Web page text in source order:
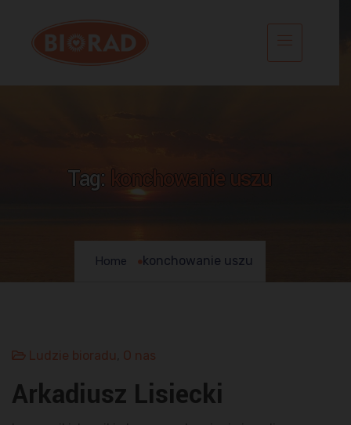
Tag: konchowanie uszu
Home konchowanie uszu
Ludzie bioradu O nas
Arkadiusz Lisiecki